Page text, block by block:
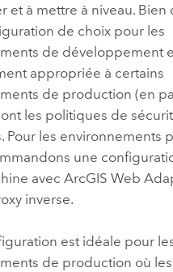
et à mettre à niveau. Bien
de choix pour les
de développement
appropriée à certains
de production (en
les politiques de
Pour les environnements
une
avec ArcGIS Web
inverse.
est idéale pour
de production où